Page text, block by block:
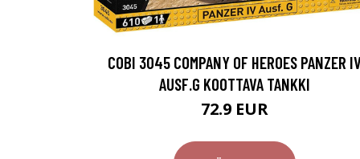
COBI 3045 COMPANY OF HEROES PANZER
AUSF.G KOOTTAVA TANKKI
72.9 EUR